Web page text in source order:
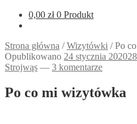
0,00 zł 0 Produkt
Strona główna /Wizytówki /Po
Opublikowano 24 stycznia 2020
Strojwąs — 3 komentarze
Po co mi wizytówka